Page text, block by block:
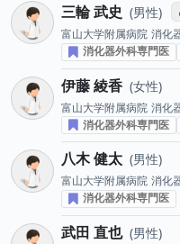
三輪 武史 男性
富山大学附属病院 消化
消化器外科専門医
伊藤 綾香 女性
富山大学附属病院 消化
消化器外科専門医
八木 健太 男性
富山大学附属病院 消化
消化器外科専門医
武田 直也 男性